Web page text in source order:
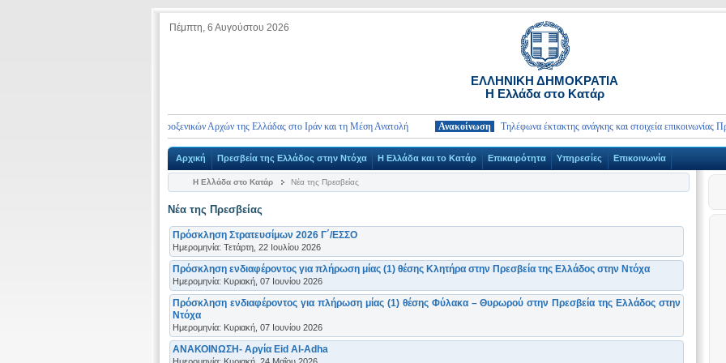
Πέμπτη, 6 Αυγούστου 2026
ΕΛΛΗΝΙΚΗ ΔΗΜΟΚΡΑΤΙΑ
Η Ελλάδα στο Κατάρ
επικοινωνίας Πρεσβειών και Προξενικών Αρχών της Ελλάδας στο Ιράν και τη Μέση Ανατολή Ανακοίνωση Τηλέφωνα έκτακτης ανάγκης και στοιχεία επικοινωνίας
Αρχική Πρεσβεία της Ελλάδος στην Ντόχα Η Ελλάδα και το Κατάρ Επικαιρότητα Υπηρεσίες Επικοινωνία
Η Ελλάδα στο Κατάρ Νέα της Πρεσβείας
Νέα της Πρεσβείας
Πρόσκληση Στρατευσίμων 2026 Γ΄/ΕΣΣΟ
Ημερομηνία: Τετάρτη, 22 Ιουλίου 2026
Πρόσκληση ενδιαφέροντος για πλήρωση μίας (1) θέσης Κλητήρα στην Πρεσβεία της Ελλάδος στην Ντόχα
Ημερομηνία: Κυριακή, 07 Ιουνίου 2026
Πρόσκληση ενδιαφέροντος για πλήρωση μίας (1) θέσης Φύλακα – Θυρωρού στην Πρεσβεία της Ελλάδος στην
Ντόχα
Ημερομηνία: Κυριακή, 07 Ιουνίου 2026
ΑΝΑΚΟΙΝΩΣΗ- Αργία Eid Al-Adha